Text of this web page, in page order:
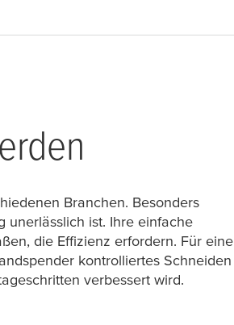
Branchen. Besonders
unerlässlich ist. Ihre einfache
die Effizienz erfordern. Für eine
kontrolliertes Schneiden
verbessert wird.